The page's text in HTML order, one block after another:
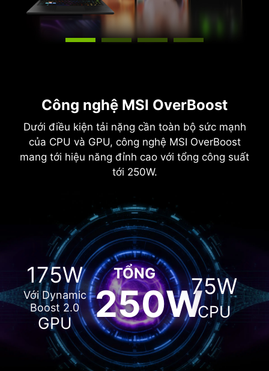
Công nghệ MSI OverBoost
Dưới điều kiện tải nặng cần toàn bộ sức mạnh
của CPU và GPU, công nghệ MSI OverBoost
mang tới hiệu năng đỉnh cao với tổng công suất
tới 250W.
175W
Với Dynamic
Boost 2.0
GPU
TỔNG
250W75W
CPU